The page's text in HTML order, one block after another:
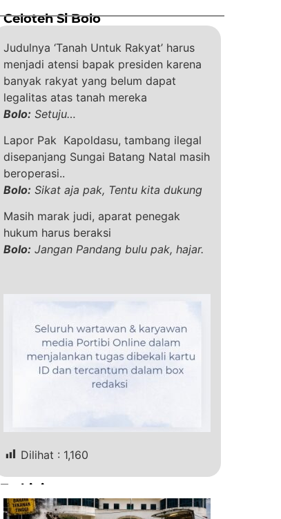
Celoteh Si Bolo
Judulnya ‘Tanah Untuk Rakyat’ harus
menjadi atensi bapak presiden karena
banyak rakyat yang belum dapat
legalitas atas tanah mereka
Bolo: Setuju…
Lapor Pak Kapoldasu, tambang ilegal
disepanjang Sungai Batang Natal masih
beroperasi..
Bolo: Sikat aja pak, Tentu kita dukung
Masih marak judi, aparat penegak
hukum harus beraksi
Bolo: Jangan Pandang bulu pak, hajar.
Dilihat : 1,160
Terkini